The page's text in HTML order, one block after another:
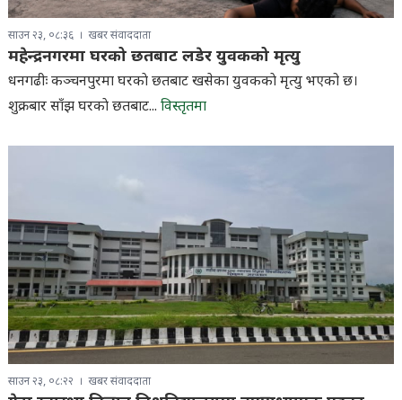
साउन २३, ०८:३६ खबर संवाददाता
महेन्द्रनगरमा घरको छतबाट लडेर युवकको मृत्यु
धनगढीः कञ्चनपुरमा घरकाे छतबाट खसेका युवककाे मृत्यु भएको छ।
शुक्रबार साँझ घरकाे छतबाट... विस्तृतमा
साउन २३, ०८:२२ खबर संवाददाता